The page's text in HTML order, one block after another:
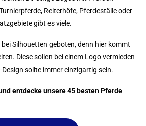
Reiterhöfe, Pferdeställe oder
gibt es viele.
Silhouetten geboten, denn hier kommt
Diese sollen bei einem Logo vermieden
sollte immer einzigartig sein.
entdecke unsere 45 besten Pferde